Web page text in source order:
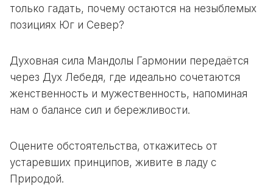
только гадать, почему остаются на незыблемых
позициях Юг и Север?
Духовная сила Мандолы Гармонии передаётся
через Дух Лебедя, где идеально сочетаются
женственность и мужественность, напоминая
нам о балансе сил и бережливости.
Оцените обстоятельства, откажитесь от
устаревших принципов, живите в ладу с
Природой.